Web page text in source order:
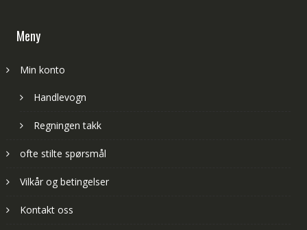
Meny
Min konto
Handlevogn
Regningen takk
ofte stilte spørsmål
Vilkår og betingelser
Kontakt oss